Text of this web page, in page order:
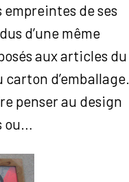
de ses
d’une même
aux articles du
d’emballage.
penser au design
ou…